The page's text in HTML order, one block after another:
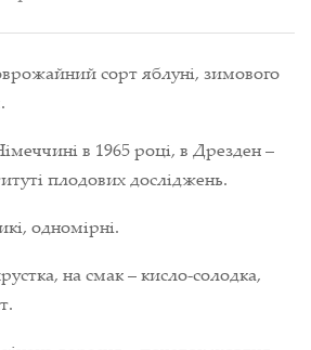
сорт яблуні, зимового
в 1965 році, в Дрезден –
плодових досліджень.
одномірні.
на смак – кисло-солодка,